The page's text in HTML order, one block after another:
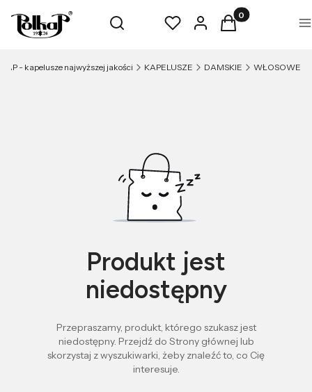
Otwórz wyszukiwarkę
Szukaj UlubioneZaloguj sięProdukty w
Koszyk
- kapelusze najwyższej jakości KAPELUSZE DAMSKIE WŁOSOWE
Produkt jest
niedostępny
Przepraszamy, produkt, którego szukasz jest
niedostępny. Przejdź do Strony głównej lub
skorzystaj z wyszukiwarki, żeby znaleźć to, co Cię
interesuje.